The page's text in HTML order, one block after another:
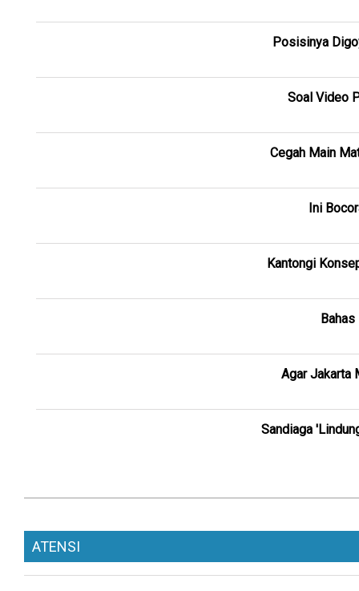
Posisinya
Soal Video
Cegah Main
Ini
Kantongi
Agar Jakarta
Sandiaga
ATENSI